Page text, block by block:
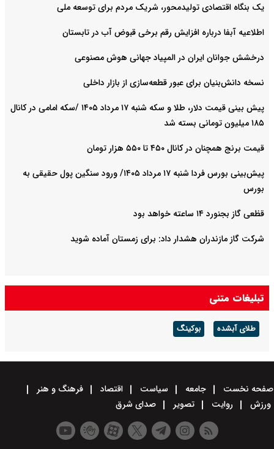
یک بنگاه اقتصادی تولیدمحور، شریک مردم برای توسعه ملی
اطلاعیه آبفا درباره افزایش رقم برخی قبوض آب در تابستان
درخشش جوانان ایران در المپیاد جهانی هوش مصنوعی
نسخه دانش‌بنیان برای عبور قطعه‌سازی از بازار داخلی
پیش ‌بینی قیمت دلار، طلا و سکه شنبه ۱۷ مرداد ۱۴۰۵ /سکه امامی در کانال
۱۸۵ میلیون تومانی بسته شد
قیمت برنج همچنان در کانال ۴۵۰ تا ۵۵۰ هزار تومان
پیش‌بینی بورس فردا شنبه ۱۷ مرداد ۱۴۰۵/ ورود سنگین پول حقیقی به
بورس
قظعی گاز بجنورد ۱۴ ساعته خواهد بود
شرکت گاز مازندران هشدار داد: برای زمستان آماده شوید
تبلیغات متنی
طلای آبشده بوکینگ
صفحه نخست جامعه سیاست اقتصاد
فرهنگ و هنر
ورزش
روایت تصویر صدای شرق